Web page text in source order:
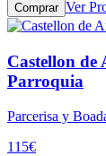
Comprar Ver
Castellon
Parroquia
Parcerisa y
115€